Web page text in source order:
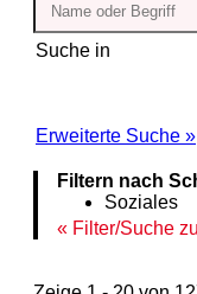
Suche in
Erweiterte Suche »
Filtern nach
Soziales
Filter/Suche